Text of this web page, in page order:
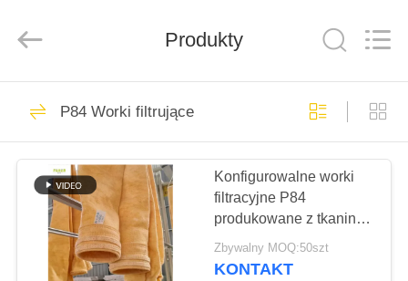
DOM
PRODUKTY
NAS
Technology
Co.,Ltd..
Reserved.
Worki filtrujące do
odpylacza
115
Produkty
P84 Worki filtrujące
Konfigurowalne worki
filtracyjne P84
produkowane z tkaniny
filtracyjnej P84 550 GSM
do różnych
Zbywalny MOQ:50szt
KONTAKT